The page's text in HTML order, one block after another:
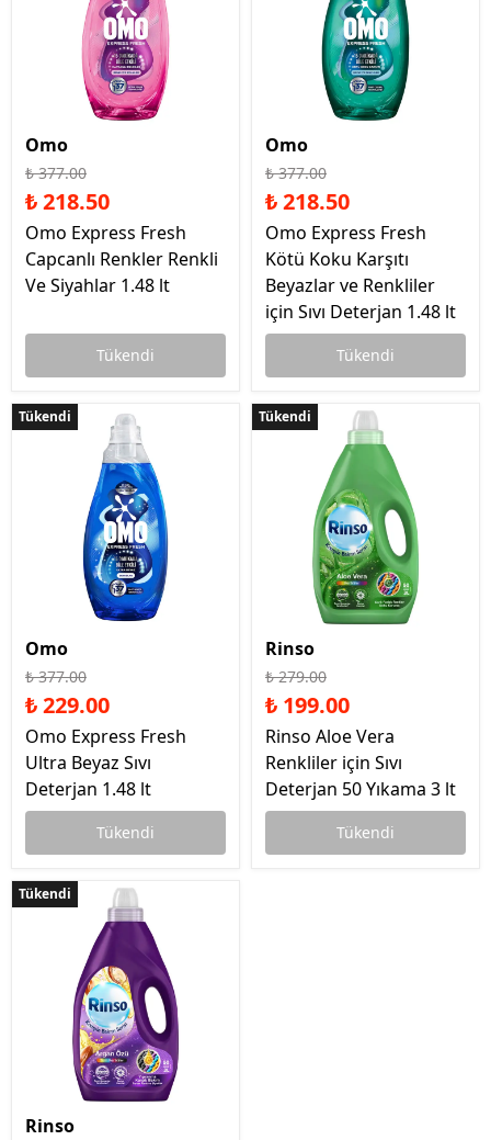
Omo
₺ 377.00
₺ 218.50
Omo Express Fresh
Capcanlı Renkler Renkli
Ve Siyahlar 1.48 lt
Tükendi
Omo
₺ 377.00
₺ 218.50
Omo Express Fresh
Kötü Koku Karşıtı
Beyazlar ve Renkliler
için Sıvı Deterjan 1.48 lt
Tükendi
Tükendi
Tükendi
Omo
₺ 377.00
₺ 229.00
Omo Express Fresh
Ultra Beyaz Sıvı
Deterjan 1.48 lt
Tükendi
Tükendi
Tükendi
Rinso
₺ 279.00
₺ 199.00
Rinso Aloe Vera
Renkliler için Sıvı
Deterjan 50 Yıkama 3 lt
Tükendi
Tükendi
Tükendi
Rinso